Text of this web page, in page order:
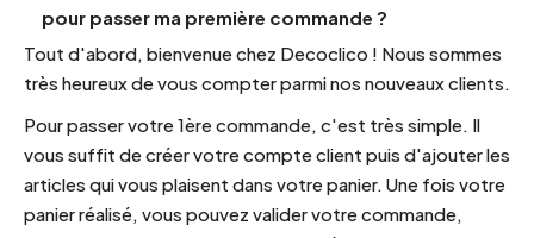
pour passer ma première commande ?
Tout d'abord, bienvenue chez Decoclico ! Nous sommes
très heureux de vous compter parmi nos nouveaux clients.
Pour passer votre 1ère commande, c'est très simple. Il
vous suffit de créer votre compte client puis d'ajouter les
articles qui vous plaisent dans votre panier. Une fois votre
panier réalisé, vous pouvez valider votre commande,